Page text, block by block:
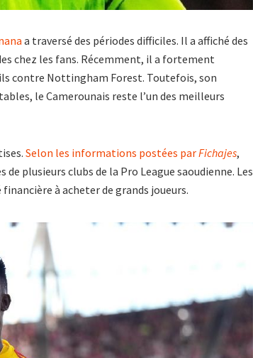
a traversé des périodes difficiles. Il a affiché des
chez les fans. Récemment, il a fortement
contre Nottingham Forest. Toutefois, son
le Camerounais reste l’un des meilleurs
Selon les informations postées parFichajes,
plusieurs clubs de la Pro League saoudienne. Les
à acheter de grands joueurs.